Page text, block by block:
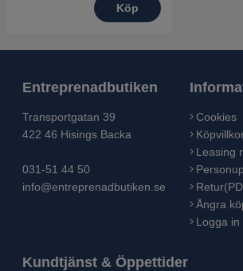
Köp
Entreprenadbutiken
Transportgatan 39
422 46 Hisings Backa
031-51 44 50
info@entreprenadbutiken.se
Cookies
Leasing
Ångra
Logga in
Kundtjänst & Öppettider